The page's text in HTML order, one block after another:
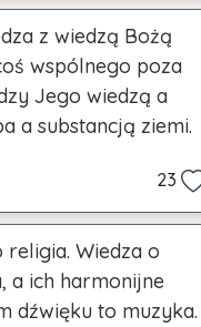
z wiedzą Bożą
wspólnego poza
Jego wiedzą a
a substancją ziemi.
23
Wiedza o
a ich harmonijne
dźwięku to muzyka.